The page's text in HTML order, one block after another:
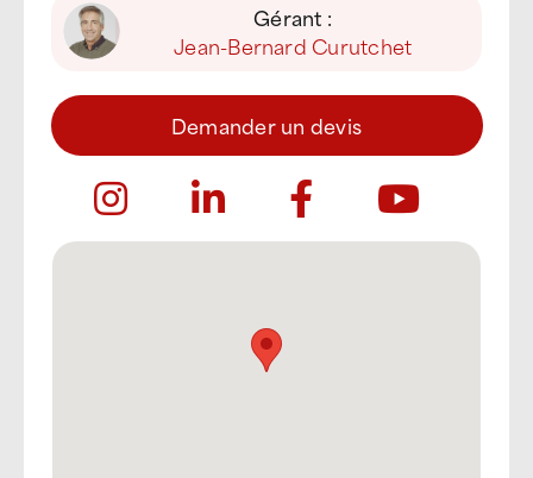
Gérant :
Jean-Bernard Curutchet
Demander un devis